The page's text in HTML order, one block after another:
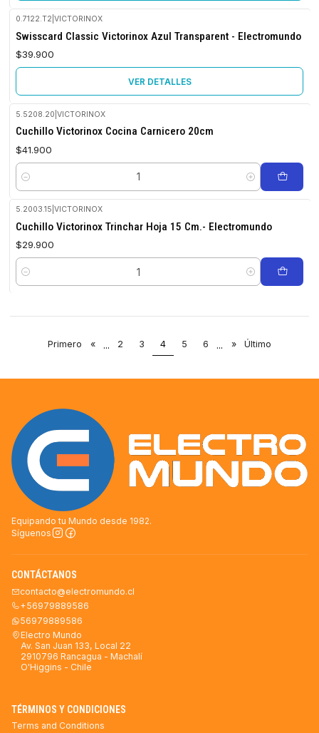
No disponible
0.7122.T2 VICTORINOX
Swisscard Classic Victorinox Azul Transparent - Electromundo
$39.900
VER DETALLES
5.5208.20 VICTORINOX
Cuchillo Victorinox Cocina Carnicero 20cm
$41.900
Cantidad
5.2003.15 VICTORINOX
Cuchillo Victorinox Trinchar Hoja 15 Cm.- Electromundo
$29.900
Cantidad
Primero « ... 2 3 4 5 6 ... » Último
Equipando tu Mundo desde 1982.
Síguenos
CONTÁCTANOS
contacto@electromundo.cl
+56979889586
56979889586
Electro Mundo
Av. San Juan 133, Local 22
2910796 Rancagua - Machalí
O'Higgins - Chile
TÉRMINOS Y CONDICIONES
Terms and Conditions